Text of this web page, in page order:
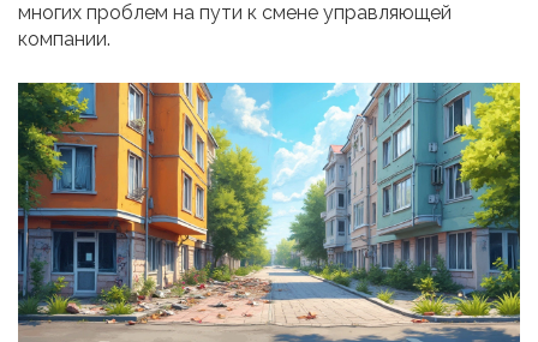
многих проблем на пути к смене управляющей
компании.